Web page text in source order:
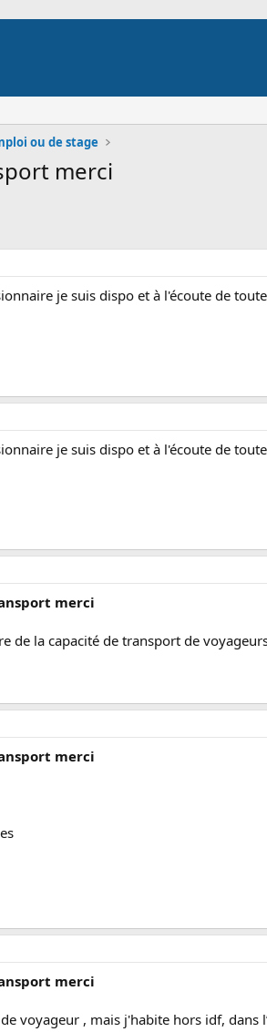
ou de stage
merci
je suis dispo et à l'écoute de
je suis dispo et à l'écoute de
merci
la capacité de transport de
merci
merci
voyageur , mais j'habite hors idf, dans